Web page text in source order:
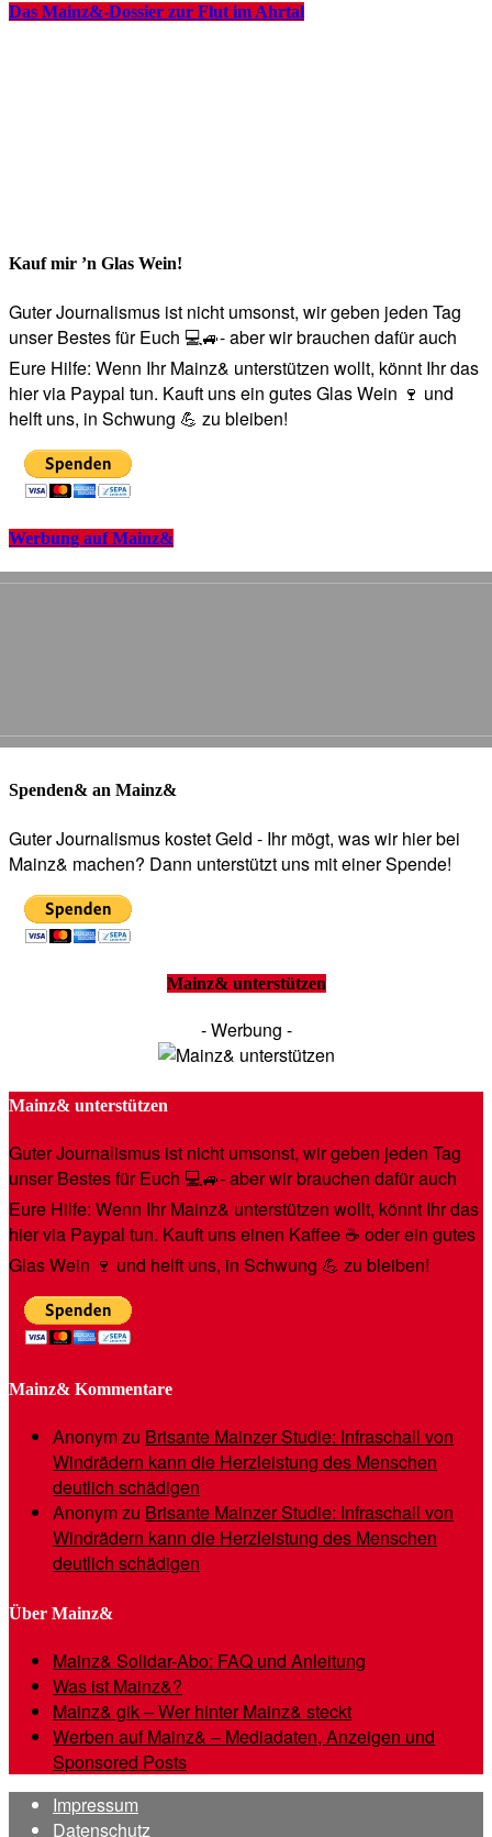
Das Mainz&-Dossier zur Flut im Ahrtal
Kauf mir ’n Glas Wein!
Guter Journalismus ist nicht umsonst, wir geben jeden Tag
unser Bestes für Euch 💻🚙- aber wir brauchen dafür auch
Eure Hilfe: Wenn Ihr Mainz& unterstützen wollt, könnt Ihr das
hier via Paypal tun. Kauft uns ein gutes Glas Wein 🍷 und
helft uns, in Schwung 💪 zu bleiben!
Werbung auf Mainz&
Spenden& an Mainz&
Guter Journalismus kostet Geld - Ihr mögt, was wir hier bei
Mainz& machen? Dann unterstützt uns mit einer Spende!
Mainz& unterstützen
- Werbung -
Mainz& unterstützen
Guter Journalismus ist nicht umsonst, wir geben jeden Tag
unser Bestes für Euch 💻🚙- aber wir brauchen dafür auch
Eure Hilfe: Wenn Ihr Mainz& unterstützen wollt, könnt Ihr das
hier via Paypal tun. Kauft uns einen Kaffee ☕️ oder ein gutes
Glas Wein 🍷 und helft uns, in Schwung 💪 zu bleiben!
Mainz& Kommentare
Anonymzu Brisante Mainzer Studie: Infraschall von
Windrädern kann die Herzleistung des Menschen
deutlich schädigen
Anonymzu Brisante Mainzer Studie: Infraschall von
Windrädern kann die Herzleistung des Menschen
deutlich schädigen
Über Mainz&
Mainz& Solidar-Abo: FAQ und Anleitung
Was ist Mainz&?
Mainz& gik – Wer hinter Mainz& steckt
Werben auf Mainz& – Mediadaten, Anzeigen und
Sponsored Posts
Impressum
Datenschutz